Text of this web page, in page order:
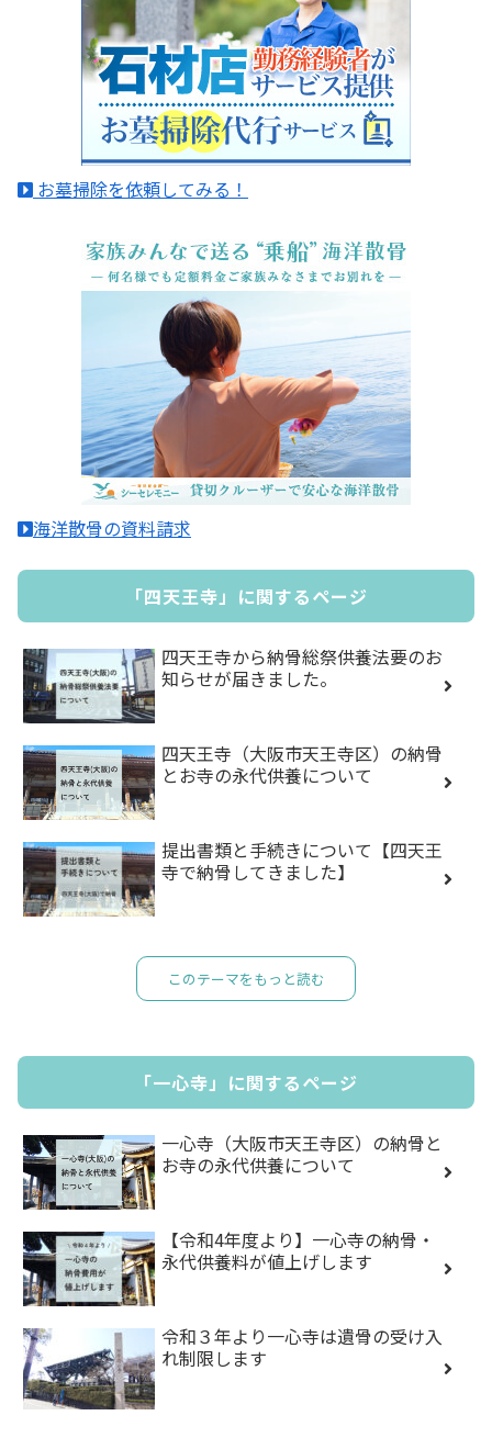
お墓掃除を依頼してみる！
海洋散骨の資料請求
「四天王寺」に関するページ
四天王寺から納骨総祭供養法要のお
知らせが届きました。
四天王寺（大阪市天王寺区）の納骨
とお寺の永代供養について
提出書類と手続きについて【四天王
寺で納骨してきました】
このテーマをもっと読む
「一心寺」に関するページ
一心寺（大阪市天王寺区）の納骨と
お寺の永代供養について
【令和4年度より】一心寺の納骨・
永代供養料が値上げします
令和３年より一心寺は遺骨の受け入
れ制限します